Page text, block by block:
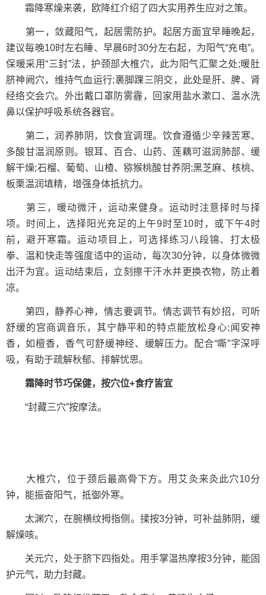
霜降寒燥来袭，欧降红介绍了四大实用养生应对之策。
第一，敛藏阳气，起居需防护。起居方面宜早睡晚起，
建议每晚10时左右睡、早晨6时30分左右起，为阳气“充电”。
保暖采用“三封”法，护颈部大椎穴，此为阳气汇聚之处;暖肚
脐神阙穴，维持气血运行;裹脚踝三阴交，此处是肝、脾、肾
经络交会穴。外出戴口罩防雾霾，回家用盐水漱口、温水洗
鼻以保护呼吸系统各器官。
第二，润养肺阴，饮食宜调理。饮食遵循少辛辣苦寒、
多酸甘温润原则。银耳、百合、山药、莲藕可滋润肺部、缓
解干燥;石榴、葡萄、山楂、猕猴桃酸甘养阴;黑芝麻、核桃、
板栗温润填精，增强身体抵抗力。
第三，暖动微汗，运动来健身。运动时注意择时与择
项。时间上，选择阳光充足的上午9时至10时，或下午4时
前，避开寒霜。运动项目上，可选择练习八段锦、打太极
拳、温和快走等强度适中的运动，每次30分钟，以身体微微
出汗为宜。运动结束后，立刻擦干汗水并更换衣物，防止着
凉。
第四，静养心神，情志要调节。情志调节有妙招，可听
舒缓的宫商调音乐，其宁静平和的特点能放松身心;闻安神
香，如檀香，香气可舒缓神经、缓解压力。配合“嘶”字深呼
吸，有助于疏解秋郁、排解忧思。
霜降时节巧保健，按穴位+食疗皆宜
“封藏三穴”按摩法。
大椎穴，位于颈后最高骨下方。用艾灸来灸此穴10分
钟，能振奋阳气，抵御外寒。
太渊穴，在腕横纹拇指侧。揉按3分钟，可补益肺阴，缓
解燥咳。
关元穴，处于脐下四指处。用手掌温热摩按3分钟，能固
护元气，助力封藏。